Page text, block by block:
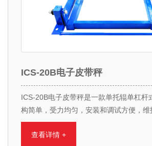
ICS-20B电子皮带秤
ICS-20B电子皮带秤是一款单托辊单杠杆
构简单，受力均匀，安装和调试方便，维
查看详情 +